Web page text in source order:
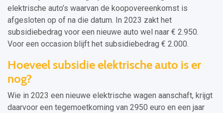
elektrische auto’s waarvan de koopovereenkomst is
afgesloten op of na die datum. In 2023 zakt het
subsidiebedrag voor een nieuwe auto wel naar € 2.950.
Voor een occasion blijft het subsidiebedrag € 2.000.
Hoeveel subsidie elektrische auto is er
nog?
Wie in 2023 een nieuwe elektrische wagen aanschaft, krijgt
daarvoor een tegemoetkoming van 2950 euro en een jaar